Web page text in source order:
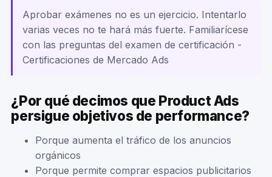
Aprobar exámenes no es un ejercicio. Intentarlo
varias veces no te hará más fuerte. Familiarícese
con las preguntas del examen de certificación -
Certificaciones de Mercado Ads
¿Por qué decimos que Product Ads
persigue objetivos de performance?
Porque aumenta el tráfico de los anuncios
orgánicos
Porque permite comprar espacios publicitarios